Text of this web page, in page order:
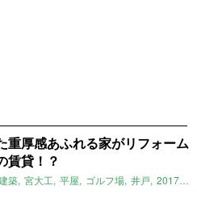
重厚感あふれる家がリフォーム
賃貸！？
築 宮大工 平屋 ゴルフ場 井戸 2017年11月のおすすめ